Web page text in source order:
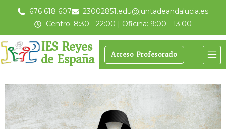
676 618 607
23002851.edu@juntadeandalucia.es
Centro: 8:30 - 22:00 | Oficina: 9:00 - 13:00
IES Reyes
de España Acceso Profesorado